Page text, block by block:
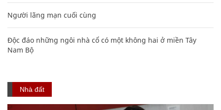
Người lãng mạn cuối cùng
Độc đáo những ngôi nhà cổ có một không hai ở miền Tây
Nam Bộ
Nhà đất